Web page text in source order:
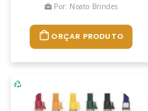
Por: Noato Brindes
ORÇAR PRODUTO